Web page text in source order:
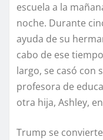
escuela a la
noche. Durante
ayuda de su
cabo de ese
largo, se casó con
profesora de
otra hija, Ashley,
Trump se